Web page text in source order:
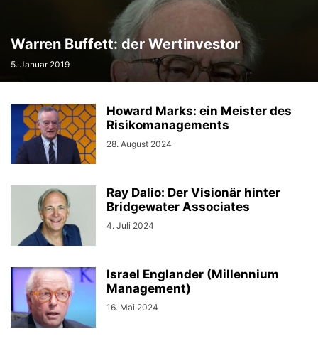
Warren Buffett: der Wertinvestor
5. Januar 2019
Howard Marks: ein Meister des
Risikomanagements
28. August 2024
Ray Dalio: Der Visionär hinter
Bridgewater Associates
4. Juli 2024
Israel Englander (Millennium
Management)
16. Mai 2024